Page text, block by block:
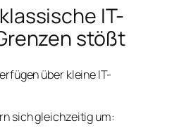
IT-
stößt
über kleine IT-
sich gleichzeitig um: